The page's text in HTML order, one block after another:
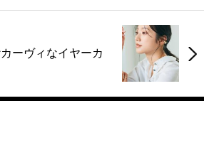
ーヴィなイヤーカ